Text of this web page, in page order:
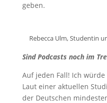
geben.
Rebecca Ulm, Studentin
Sind Podcasts noch im
Auf jeden Fall! Ich
Laut einer aktuellen
der Deutschen